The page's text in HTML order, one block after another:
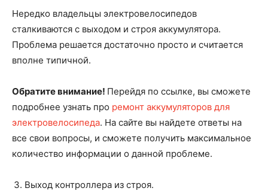
Нередко владельцы электровелосипедов
сталкиваются с выходом и строя аккумулятора.
Проблема решается достаточно просто и считается
вполне типичной.
Обратите внимание! Перейдя по ссылке, вы сможете
подробнее узнать про ремонт аккумуляторов для
электровелосипеда. На сайте вы найдете ответы на
все свои вопросы, и сможете получить максимальное
количество информации о данной проблеме.
Выход контроллера из строя.